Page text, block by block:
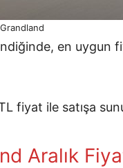
en uygun
fiyat ile satışa
Aralık